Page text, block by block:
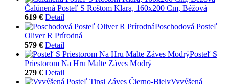
Čalúnená Posteľ S Roštom Klara, 160x200 Cm, Béžová
619 € Detail
Poschodová Posteľ
Oliver R Prírodná
579 € Detail
Posteľ S
Priestorom Na Hru Malte Záves Modrý
279 € Detail
Vyvýšená